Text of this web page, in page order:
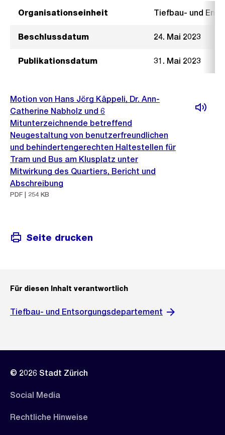
Organisationseinheit Tiefbau- und
Beschlussdatum 24. Mai 2023
Publikationsdatum 31. Mai 2023
Motion von Hans Jörg Käppeli, Dr. Ann-
Catherine Nabholz und 6
Mitunterzeichnende betreffend
Neugestaltung von benutzerfreundlichen
und behindertengerechten Haltestellen für
Tram und Bus am Klusplatz unter
Mitwirkung des Quartiers, Bericht und
Abschreibung
PDF | 254 KB
Seite drucken
Für diesen Inhalt verantwortlich
Tiefbau- und Entsorgungsdepartement
© 2026 Stadt Zürich
Social Media
Rechtliche Hinweise